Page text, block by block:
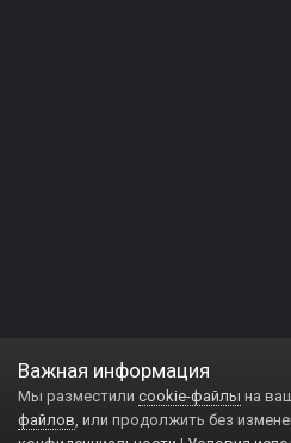
Важная информация
Мы разместили cookie-файлы на
файлов, или продолжить без